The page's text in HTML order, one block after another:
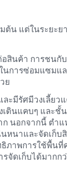
ต้น แต่ในระยะ
สินค้า การชนกั
การซ่อมแซมแล
ย
มีรัศมีวงเลี้ยว
เดินแคบๆ และ
นอกจากนี้ ตำ
หนาและจัดเก็บ
ภาพการใช้พื้นที่
จัดเก็บได้มากก